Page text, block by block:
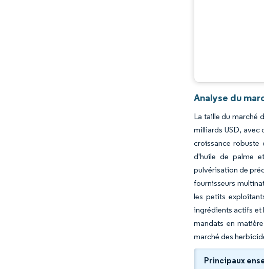
Analyse du
La taille du marché
milliards USD, avec
croissance robuste
d'huile de palme
pulvérisation de
fournisseurs
les petits
ingrédients actifs et
mandats en
marché des
Principaux